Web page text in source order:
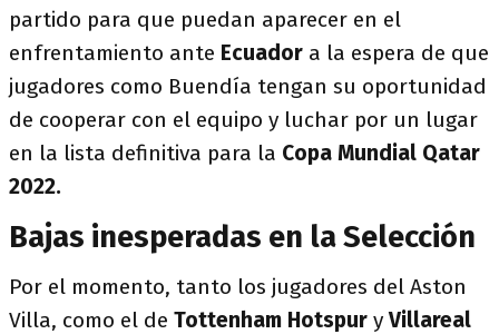
partido para que puedan aparecer en el
enfrentamiento ante Ecuador a la espera de que
jugadores como Buendía tengan su oportunidad
de cooperar con el equipo y luchar por un lugar
en la lista definitiva para la Copa Mundial Qatar
2022.
Bajas inesperadas en la Selección
Por el momento, tanto los jugadores del Aston
Villa, como el de Tottenham Hotspur yVillareal